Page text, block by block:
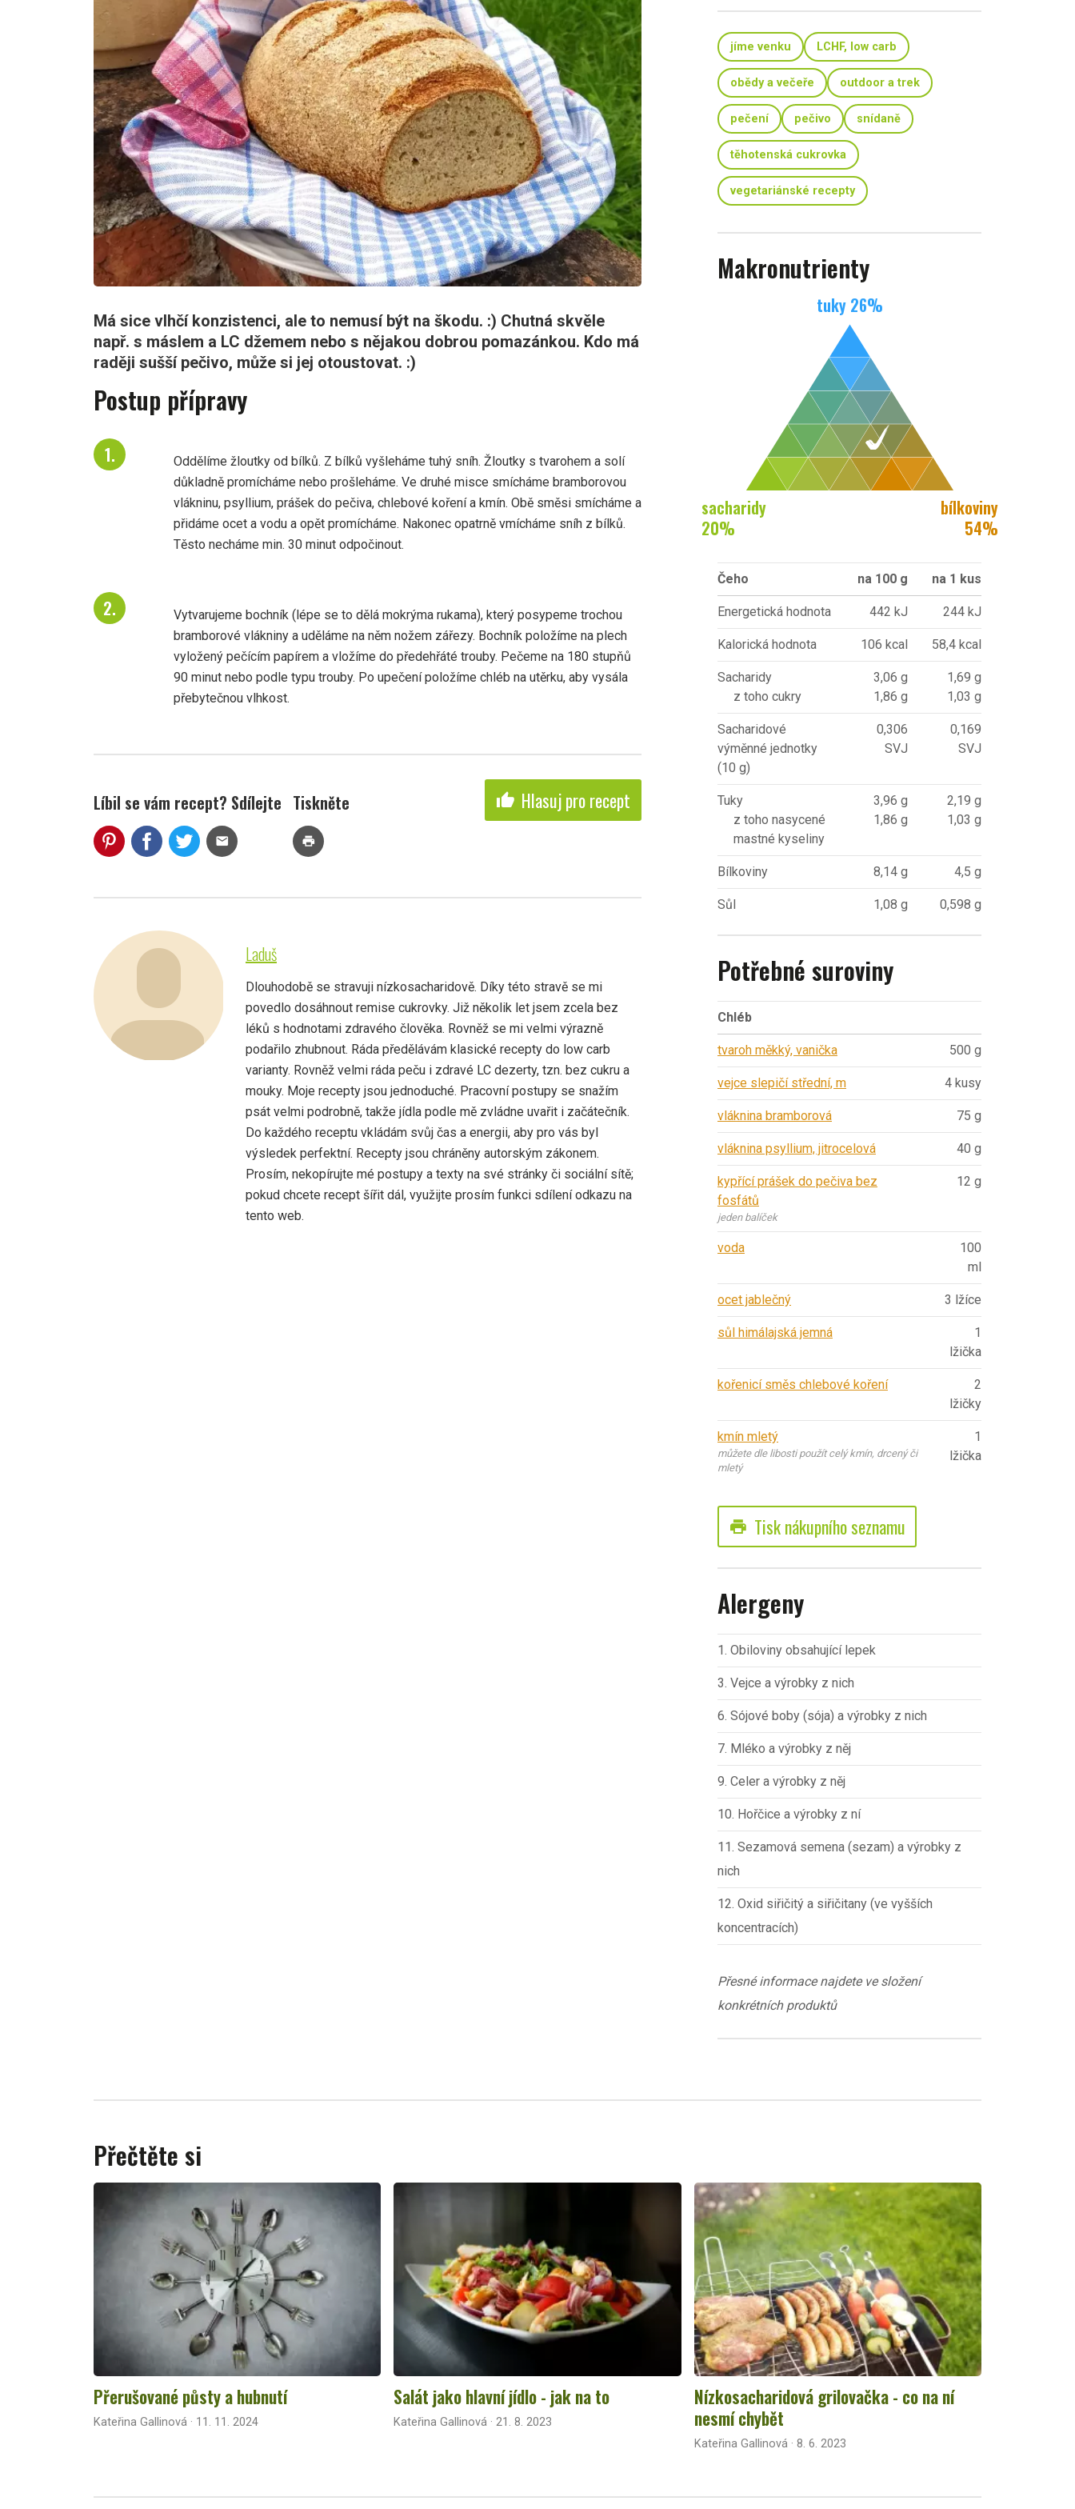
Má sice vlhčí konzistenci, ale to nemusí být na škodu. :) Chutná skvěle
např. s máslem a LC džemem nebo s nějakou dobrou pomazánkou. Kdo má
raději sušší pečivo, může si jej otoustovat. :)
Postup přípravy
Oddělíme žloutky od bílků. Z bílků vyšleháme tuhý sníh. Žloutky s tvarohem a solí
důkladně promícháme nebo prošleháme. Ve druhé misce smícháme bramborovou
vlákninu, psyllium, prášek do pečiva, chlebové koření a kmín. Obě směsi smícháme a
přidáme ocet a vodu a opět promícháme. Nakonec opatrně vmícháme sníh z bílků.
Těsto necháme min. 30 minut odpočinout.
Vytvarujeme bochník (lépe se to dělá mokrýma rukama), který posypeme trochou
bramborové vlákniny a uděláme na něm nožem zářezy. Bochník položíme na plech
vyložený pečícím papírem a vložíme do předehřáté trouby. Pečeme na 180 stupňů
90 minut nebo podle typu trouby. Po upečení položíme chléb na utěrku, aby vysála
přebytečnou vlhkost.
Líbil se vám recept? Sdílejte
mail
Tiskněte
print
thumb_up Hlasuj pro recept
Laduš
Dlouhodobě se stravuji nízkosacharidově. Díky této stravě se mi
povedlo dosáhnout remise cukrovky. Již několik let jsem zcela bez
léků s hodnotami zdravého člověka. Rovněž se mi velmi výrazně
podařilo zhubnout. Ráda předělávám klasické recepty do low carb
varianty. Rovněž velmi ráda peču i zdravé LC dezerty, tzn. bez cukru a
mouky. Moje recepty jsou jednoduché. Pracovní postupy se snažím
psát velmi podrobně, takže jídla podle mě zvládne uvařit i začátečník.
Do každého receptu vkládám svůj čas a energii, aby pro vás byl
výsledek perfektní. Recepty jsou chráněny autorským zákonem.
Prosím, nekopírujte mé postupy a texty na své stránky či sociální sítě;
pokud chcete recept šířit dál, využijte prosím funkci sdílení odkazu na
tento web.
jíme venku LCHF, low carb
obědy a večeře outdoor a trek
pečení pečivo snídaně
těhotenská cukrovka
vegetariánské recepty
Makronutrienty
tuky 26%
sacharidy
20%
bílkoviny
54%
Čeho na 100 g na 1 kus
Energetická hodnota 442 kJ 244 kJ
Kalorická hodnota 106 kcal 58,4 kcal
Sacharidy
z toho cukry
3,06 g
1,86 g
1,69 g
1,03 g
Sacharidové
výměnné jednotky
(10 g)
0,306
SVJ
0,169
SVJ
Tuky
z toho nasycené
mastné kyseliny
3,96 g
1,86 g
2,19 g
1,03 g
Bílkoviny 8,14 g 4,5 g
Sůl 1,08 g 0,598 g
Potřebné suroviny
Chléb
tvaroh měkký, vanička 500 g
vejce slepičí střední, m 4 kusy
vláknina bramborová 75 g
vláknina psyllium, jitrocelová 40 g
kypřící prášek do pečiva bez
fosfátů
jeden balíček
12 g
voda
100
ml
ocet jablečný 3 lžíce
sůl himálajská jemná
1
lžička
kořenicí směs chlebové koření
2
lžičky
kmín mletý
můžete dle libosti použít celý kmín, drcený či
mletý
1
lžička
print Tisk nákupního seznamu
Alergeny
1. Obiloviny obsahující lepek
3. Vejce a výrobky z nich
6. Sójové boby (sója) a výrobky z nich
7. Mléko a výrobky z něj
9. Celer a výrobky z něj
10. Hořčice a výrobky z ní
11. Sezamová semena (sezam) a výrobky z
nich
12. Oxid siřičitý a siřičitany (ve vyšších
koncentracích)
Přesné informace najdete ve složení
konkrétních produktů
Přečtěte si
Přerušované půsty a hubnutí
Kateřina Gallinová · 11. 11. 2024
Salát jako hlavní jídlo - jak na to
Kateřina Gallinová · 21. 8. 2023
Nízkosacharidová grilovačka - co na ní
nesmí chybět
Kateřina Gallinová · 8. 6. 2023